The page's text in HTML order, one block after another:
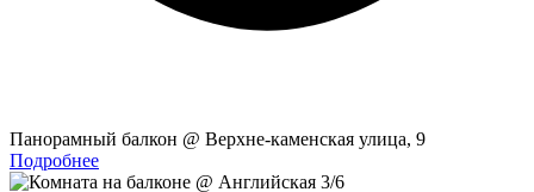
Панорамный балкон @ Верхне-каменская улица, 9
Подробнее